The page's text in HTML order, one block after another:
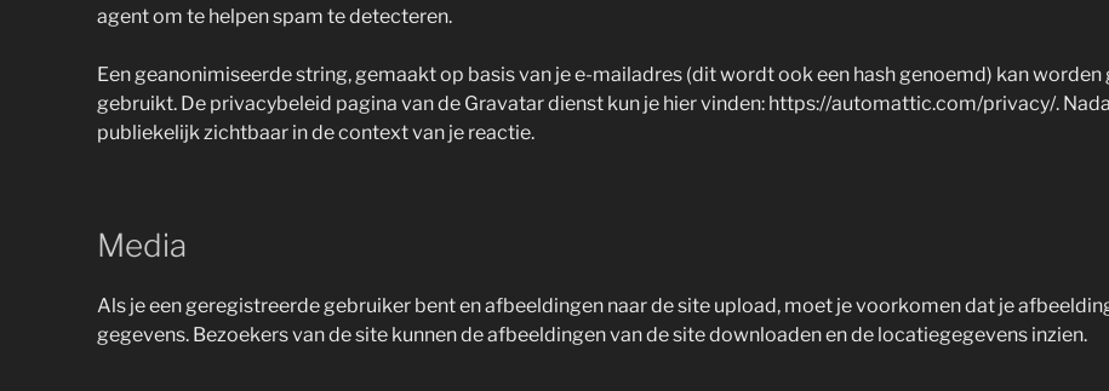
agent om te helpen spam te detecteren.
Een geanonimiseerde string, gemaakt op basis van je e-mailadres (dit wordt ook een hash genoemd) kan
gebruikt. De privacybeleid pagina van de Gravatar dienst kun je hier vinden: https://automattic.com/privacy/.
publiekelijk zichtbaar in de context van je reactie.
Media
Als je een geregistreerde gebruiker bent en afbeeldingen naar de site upload, moet je voorkomen dat je
gegevens. Bezoekers van de site kunnen de afbeeldingen van de site downloaden en de locatiegegevens inzien.